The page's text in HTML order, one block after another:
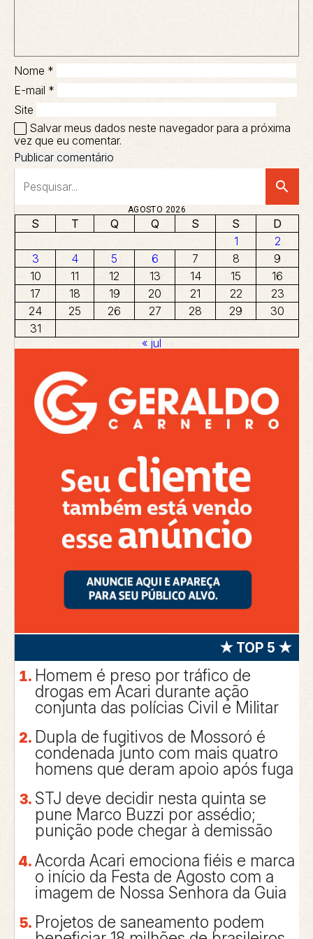
Nome *
E-mail *
Site
Salvar meus dados neste navegador para a próxima
vez que eu comentar.
search
AGOSTO 2026
S T Q Q S S
D
1
2
3
4 5 6 7 8
9
10
11 12 13 14 15
16
17
18 19 20 21 22
23
24
25 26 27 28 29
30
31
« jul
★ TOP 5 ★
Homem é preso por tráfico de
drogas em Acari durante ação
conjunta das polícias Civil e Militar
Dupla de fugitivos de Mossoró é
condenada junto com mais quatro
homens que deram apoio após fuga
STJ deve decidir nesta quinta se
pune Marco Buzzi por assédio;
punição pode chegar à demissão
Acorda Acari emociona fiéis e marca
o início da Festa de Agosto com a
imagem de Nossa Senhora da Guia
Projetos de saneamento podem